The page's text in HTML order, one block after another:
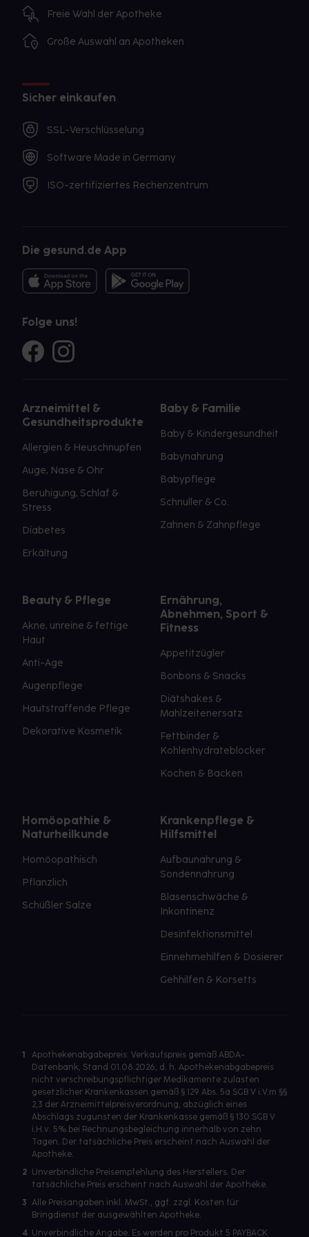
Freie Wahl der Apotheke
Große Auswahl an Apotheken
Sicher einkaufen
SSL-Verschlüsselung
Software Made in Germany
ISO-zertifiziertes Rechenzentrum
Die gesund.de App
Folge uns!
Arzneimittel &
Gesundheitsprodukte
Allergien & Heuschnupfen
Auge, Nase & Ohr
Beruhigung, Schlaf &
Stress
Diabetes
Erkältung
Baby & Familie
Baby & Kindergesundheit
Babynahrung
Babypflege
Schnuller & Co.
Zahnen & Zahnpflege
Beauty & Pflege
Akne, unreine & fettige
Haut
Anti-Age
Augenpflege
Hautstraffende Pflege
Dekorative Kosmetik
Ernährung,
Abnehmen, Sport &
Fitness
Appetitzügler
Bonbons & Snacks
Diätshakes &
Mahlzeitenersatz
Fettbinder &
Kohlenhydrateblocker
Kochen & Backen
Homöopathie &
Naturheilkunde
Homöopathisch
Pflanzlich
Schüßler Salze
Krankenpflege &
Hilfsmittel
Aufbaunahrung &
Sondennahrung
Blasenschwäche &
Inkontinenz
Desinfektionsmittel
Einnehmehilfen & Dosierer
Gehhilfen & Korsetts
1
Apothekenabgabepreis: Verkaufspreis gemäß ABDA-
Datenbank, Stand 01.08.2026, d. h. Apothekenabgabepreis
nicht verschreibungspflichtiger Medikamente zulasten
gesetzlicher Krankenkassen gemäß § 129 Abs. 5a SGB V i.V.m §§
2,3 der Arzneimittelpreisverordnung, abzüglich eines
Abschlags zugunsten der Krankenkasse gemäß § 130 SGB V
i.H.v. 5% bei Rechnungsbegleichung innerhalb von zehn
Tagen. Der tatsächliche Preis erscheint nach Auswahl der
Apotheke.
2 Unverbindliche Preisempfehlung des Herstellers. Der
tatsächliche Preis erscheint nach Auswahl der Apotheke.
3 Alle Preisangaben inkl. MwSt., ggf. zzgl. Kosten für
Bringdienst der ausgewählten Apotheke.
4 Unverbindliche Angabe. Es werden pro Produkt 5 PAYBACK